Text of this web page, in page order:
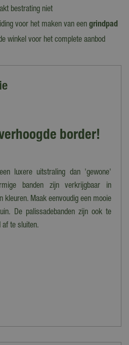
bestrating niet
voor het maken van een grindpad
winkel voor het complete aanbod
border!
luxere uitstraling dan 'gewone'
banden zijn verkrijgbaar in
kleuren. Maak eenvoudig een mooie
De palissadebanden zijn ook te
af te sluiten.